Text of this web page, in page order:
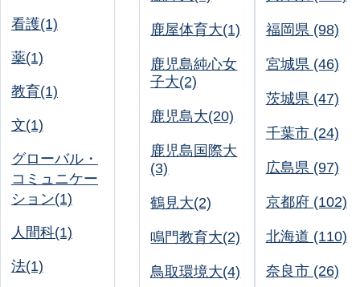
看護(1)
薬(1)
教育(1)
文(1)
グローバル・
コミュニケー
ション(1)
人間科(1)
法(1)
鹿屋体育大(1)
鹿児島純心女
子大(2)
鹿児島大(20)
鹿児島国際大
(3)
鶴見大(2)
鳴門教育大(2)
鳥取環境大(4)
福岡県 (98)
宮城県 (46)
茨城県 (47)
千葉市 (24)
広島県 (97)
京都府 (102)
北海道 (110)
奈良市 (26)